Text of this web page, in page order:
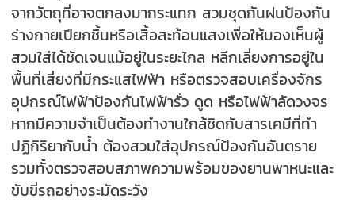
จากวัตถุที่อาจตกลงมากระแทก สวมชุดกันฝนป้องกัน
ร่างกายเปียกชื้นหรือเสื้อสะท้อนแสงเพื่อให้มองเห็นผู้
สวมใส่ได้ชัดเจนแม้อยู่ในระยะไกล หลีกเลี่ยงการอยู่ใน
พื้นที่เสี่ยงที่มีกระแสไฟฟ้า หรือตรวจสอบเครื่องจักร
อุปกรณ์ไฟฟ้าป้องกันไฟฟ้ารั่ว ดูด หรือไฟฟ้าลัดวงจร
หากมีความจำเป็นต้องทำงานใกล้ชิดกับสารเคมีที่ทำ
ปฏิกิริยากับน้ำ ต้องสวมใส่อุปกรณ์ป้องกันอันตราย
รวมทั้งตรวจสอบสภาพความพร้อมของยานพาหนะและ
ขับขี่รถอย่างระมัดระวัง